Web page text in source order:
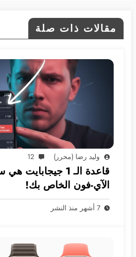
مقالات ذات صلة
وليد رضا (محرر) 12
قاعدة الـ 1
الآي-فون الخاص بك!
7 أشهر منذ النشر